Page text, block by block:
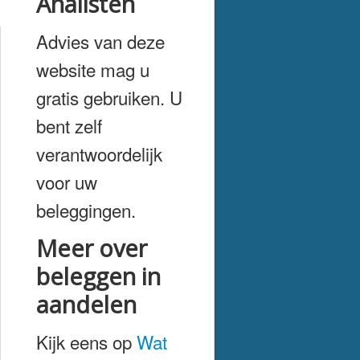
Advies van deze
website mag u
gratis gebruiken. U
bent zelf
verantwoordelijk
voor uw
beleggingen.
Meer over
beleggen in
aandelen
Kijk eens opWat